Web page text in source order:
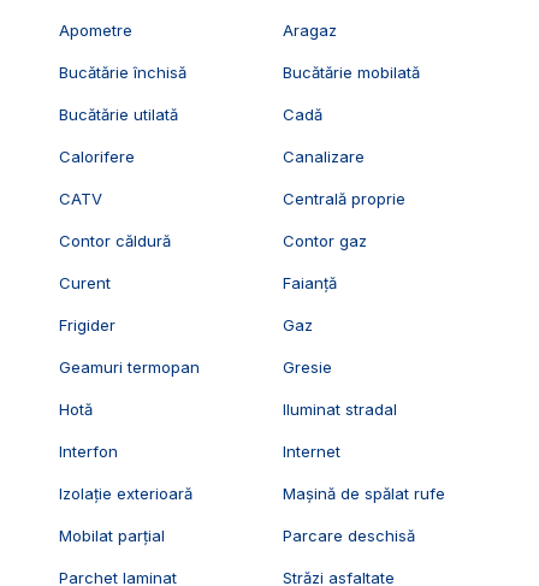
Apometre Aragaz
Bucătărie închisă Bucătărie mobilată
Bucătărie utilată Cadă
Calorifere Canalizare
CATV Centrală proprie
Contor căldură Contor gaz
Curent Faianță
Frigider Gaz
Geamuri termopan Gresie
Hotă Iluminat stradal
Interfon Internet
Izolație exterioară Mașină de spălat rufe
Mobilat parțial Parcare deschisă
Parchet laminat Străzi asfaltate